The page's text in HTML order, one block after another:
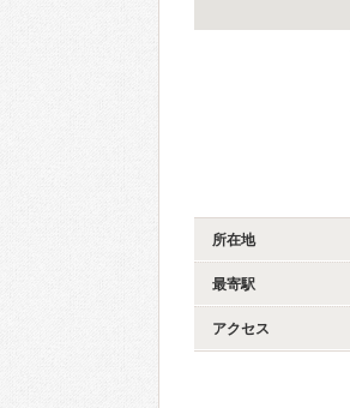
所在地
最寄駅
アクセス